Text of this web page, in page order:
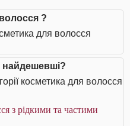
?
для волосся
найдешевші?
косметика для волосся
з рідкими та частими